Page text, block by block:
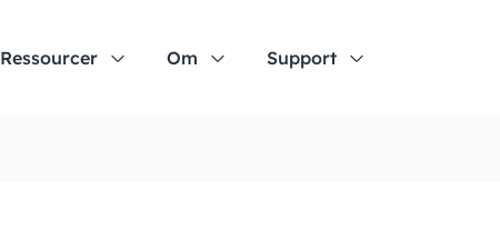
Ressourcer Om Support